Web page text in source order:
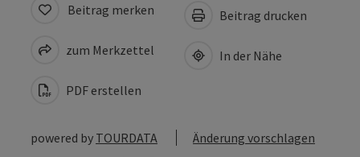
Beitrag merken
zum Merkzettel
PDF erstellen
Beitrag drucken
In der Nähe
powered by TOURDATA Änderung vorschlagen